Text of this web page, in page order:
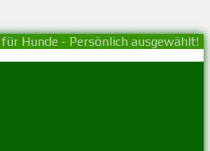
Hunde - Persönlich ausgewählt!